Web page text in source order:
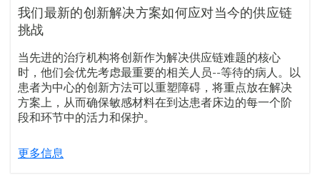
我们最新的创新解决方案如何应对当今的供应链
挑战
当先进的治疗机构将创新作为解决供应链难题的核心
时，他们会优先考虑最重要的相关人员--等待的病人。以
患者为中心的创新方法可以重塑障碍，将重点放在解决
方案上，从而确保敏感材料在到达患者床边的每一个阶
段和环节中的活力和保护。
更多信息